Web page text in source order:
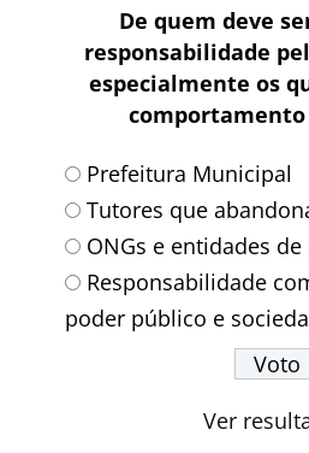
De quem deve
responsabilidade
especialmente os
comportamento
Prefeitura Municipal
Tutores que
ONGs e entidades
Responsabilidade
poder público e
Ver